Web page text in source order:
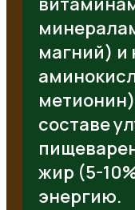
магний)
составе
жир (5-
энергию.